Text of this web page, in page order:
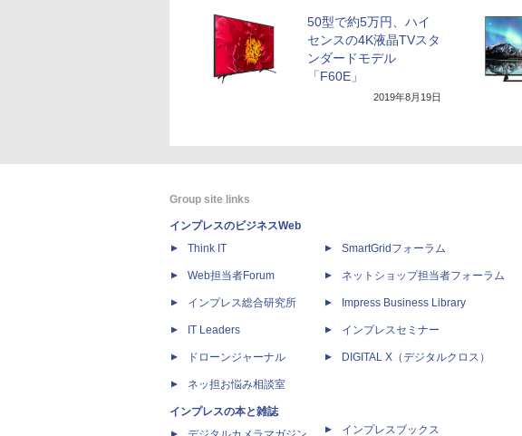
50型で約5万円、ハイ
センスの4K液晶TVスタ
ンダードモデル
「F60E」
2019年8月19日
Group site links
インプレスのビジネスWeb
Think IT
Web担当者Forum
インプレス総合研究所
IT Leaders
ドローンジャーナル
ネッ担お悩み相談室
インプレスの本と雑誌
SmartGridフォーラム
ネットショップ担当者フォーラム
Impress Business Library
インプレスセミナー
DIGITAL X（デジタルクロス）
インプレスブックス